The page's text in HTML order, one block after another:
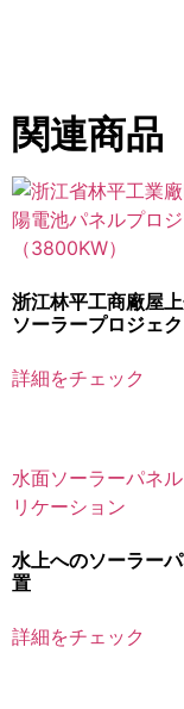
関連商品
浙江林平工商廠屋
ソーラープロジェク
詳細をチェック
水上へのソーラー
置
詳細をチェック